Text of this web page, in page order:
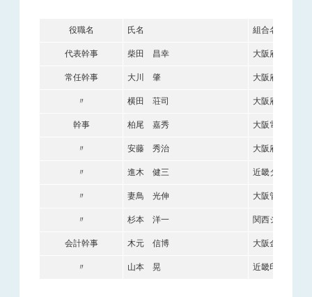
役職名 氏名 組合名
代表幹事 柴田 昌幸 大阪府中小企
常任幹事 大川 肇 大阪府火災共
〃 横田 荘司 大阪府塗装工
幹事 柏尾 嘉秀 大阪電気器材
〃 安藤 秀治 大阪府電気工
〃 進木 健三 近畿ダクト工
〃 妻鳥 光伸 大阪管工機材
〃 杉本 洋一 関西シーリン
会計幹事 木元 信博 大阪金属印刷
〃 山本 晃 近畿印刷産業